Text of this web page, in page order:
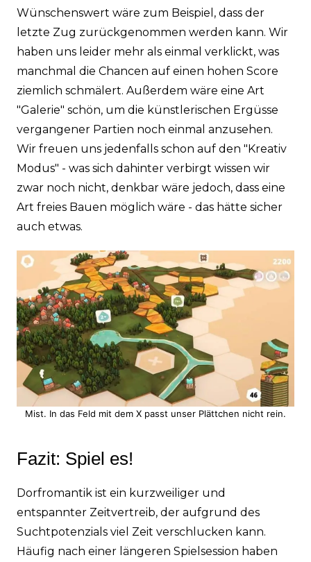
Wünschenswert wäre zum Beispiel, dass der
letzte Zug zurückgenommen werden kann. Wir
haben uns leider mehr als einmal verklickt, was
manchmal die Chancen auf einen hohen Score
ziemlich schmälert. Außerdem wäre eine Art
"Galerie" schön, um die künstlerischen Ergüsse
vergangener Partien noch einmal anzusehen.
Wir freuen uns jedenfalls schon auf den "Kreativ
Modus" - was sich dahinter verbirgt wissen wir
zwar noch nicht, denkbar wäre jedoch, dass eine
Art freies Bauen möglich wäre - das hätte sicher
auch etwas.
Mist. In das Feld mit dem X passt unser Plättchen nicht rein.
Fazit: Spiel es!
Dorfromantik ist ein kurzweiliger und
entspannter Zeitvertreib, der aufgrund des
Suchtpotenzials viel Zeit verschlucken kann.
Häufig nach einer längeren Spielsession haben